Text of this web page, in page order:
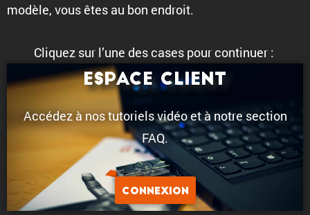
modèle, vous êtes au bon endroit.
Cliquez sur l’une des cases pour continuer :
Espace client
Accédez à nos tutoriels vidéo et à notre section
FAQ.
Connexion